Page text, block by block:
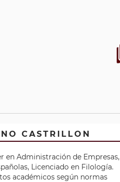
CASTRILLON
en Administración de Empresas,
Licenciado en Filología.
académicos según normas